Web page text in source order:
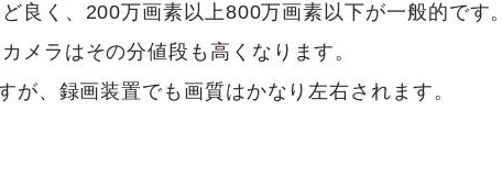
良く、200万画素以上800万画素以下が一般的です。
メラはその分値段も高くなります。
が、録画装置でも画質はかなり左右されます。